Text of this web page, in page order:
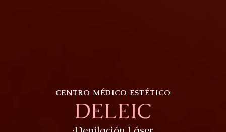
CENTRO MÉDICO ESTÉTICO
DELEIC